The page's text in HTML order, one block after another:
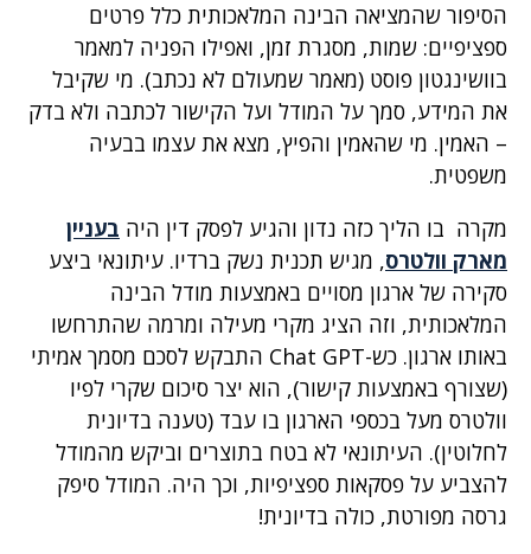
הסיפור שהמציאה הבינה המלאכותית כלל פרטים
ספציפיים: שמות, מסגרת זמן, ואפילו הפניה למאמר
בוושינגטון פוסט (מאמר שמעולם לא נכתב). מי שקיבל
את המידע, סמך על המודל ועל הקישור לכתבה ולא בדק
– האמין. מי שהאמין והפיץ, מצא את עצמו בבעיה
משפטית.
מקרה בו הליך כזה נדון והגיע לפסק דין היה בעניין
מארק וולטרס, מגיש תכנית נשק ברדיו. עיתונאי ביצע
סקירה של ארגון מסויים באמצעות מודל הבינה
המלאכותית, וזה הציג מקרי מעילה ומרמה שהתרחשו
באותו ארגון. כש-Chat GPT התבקש לסכם מסמך אמיתי
(שצורף באמצעות קישור), הוא יצר סיכום שקרי לפיו
וולטרס מעל בכספי הארגון בו עבד (טענה בדיונית
לחלוטין). העיתונאי לא בטח בתוצרים וביקש מהמודל
להצביע על פסקאות ספציפיות, וכך היה. המודל סיפק
גרסה מפורטת, כולה בדיונית!